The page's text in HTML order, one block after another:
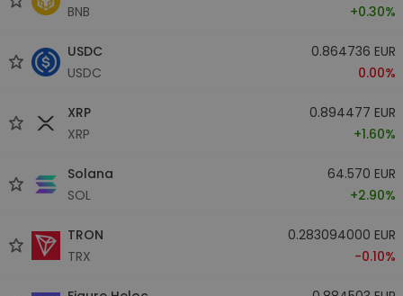
BNB
+0.30%
USDC
USDC
0.864736 EUR
0.00%
XRP
XRP
0.894477 EUR
+1.60%
Solana
SOL
64.570 EUR
+2.90%
TRON
TRX
0.283094000 EUR
-0.10%